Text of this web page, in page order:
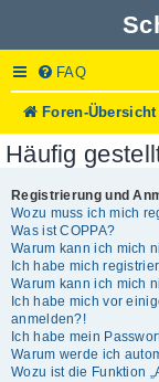
FAQ
Foren-Übersicht
Häufig
Registrierung und
Wozu muss ich mich
Was ist COPPA?
Warum kann ich mich
Ich habe mich
Warum kann ich mich
Ich habe mich vor
anmelden?!
Ich habe mein
Warum werde ich
Wozu ist die Funktion